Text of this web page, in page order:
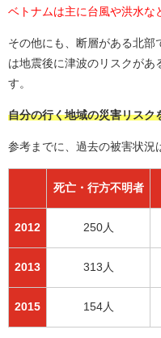
ベトナムは主に台風や洪水な
その他にも、断層がある北部
は地震後に津波のリスクがあ
す。
自分の行く地域の災害リスク
参考までに、過去の被害状況
死亡・行方不明者
2012 250人
2013 313人
2015 154人